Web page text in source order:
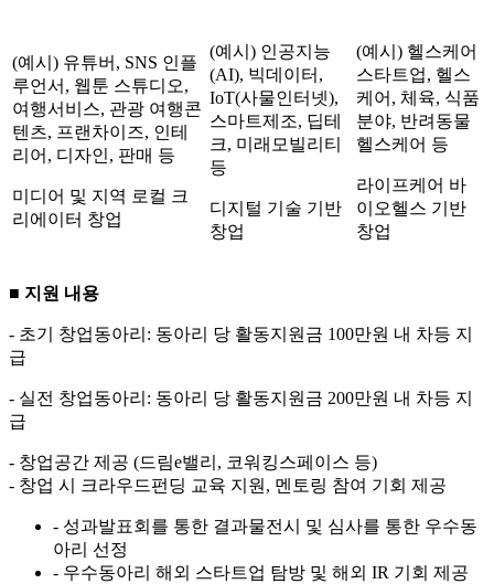
(예시) 유튜버, SNS 인플
루언서, 웹툰 스튜디오,
여행서비스, 관광 여행콘
텐츠, 프랜차이즈, 인테
리어, 디자인, 판매 등
미디어 및 지역 로컬 크
리에이터 창업
(예시) 인공지능
(AI), 빅데이터,
IoT(사물인터넷),
스마트제조, 딥테
크, 미래모빌리티
등
디지털 기술 기반
창업
(예시) 헬스케어
스타트업, 헬스
케어, 체육, 식품
분야, 반려동물
헬스케어 등
라이프케어 바
이오헬스 기반
창업
■ 지원 내용
- 초기 창업동아리: 동아리 당 활동지원금 100만원 내 차등 지
급
- 실전 창업동아리: 동아리 당 활동지원금 200만원 내 차등 지
급
- 창업공간 제공 (드림e밸리, 코워킹스페이스 등)
- 창업 시 크라우드펀딩 교육 지원, 멘토링 참여 기회 제공
- 성과발표회를 통한 결과물전시 및 심사를 통한 우수동
아리 선정
- 우수동아리 해외 스타트업 탐방 및 해외 IR 기회 제공